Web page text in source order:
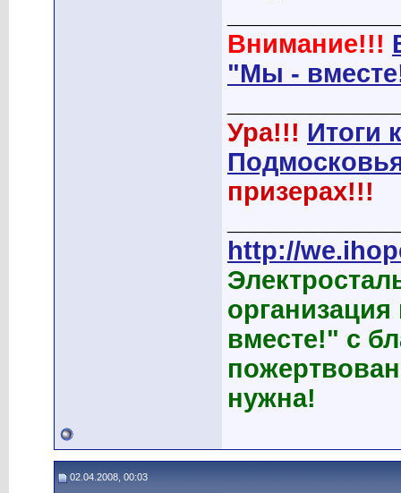
Внимание!!!
"Мы -
Ура!!! Итоги
призерах!!!
http://
вместе!" с
нужна!
02.04.2008, 00:03